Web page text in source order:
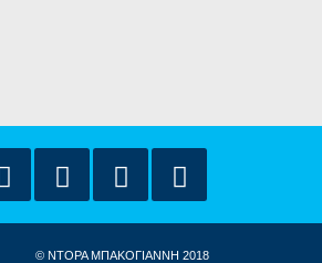
© ΝΤΟΡΑ ΜΠΑΚΟΓΙΑΝΝΗ 2018